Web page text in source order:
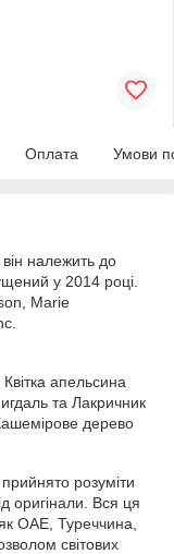
Оплата Умови
належить до
у 2014 році.
Marie
апельсина
та Лакричник
дерево
розуміти
оригінали. Вся ця
ОАЕ, Туреччина,
світових